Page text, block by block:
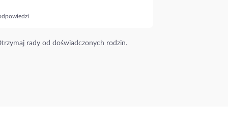
rady od doświadczonych rodzin.